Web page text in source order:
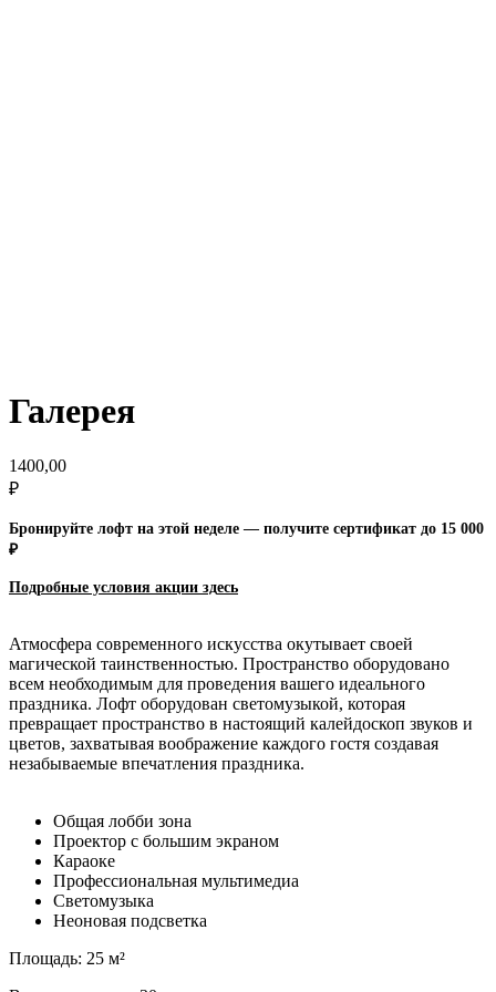
Галерея
1400,00
₽
Бронируйте лофт на этой неделе — получите сертификат до 15 000
₽
Подробные условия акции здесь
Атмосфера современного искусства окутывает своей
магической таинственностью. Пространство оборудовано
всем необходимым для проведения вашего идеального
праздника. Лофт оборудован светомузыкой, которая
превращает пространство в настоящий калейдоскоп звуков и
цветов, захватывая воображение каждого гостя создавая
незабываемые впечатления праздника.
Общая лобби зона
Проектор с большим экраном
Караоке
Профессиональная мультимедиа
Светомузыка
Неоновая подсветка
Площадь: 25 м²